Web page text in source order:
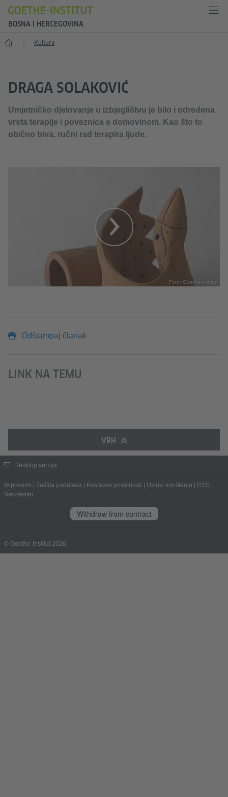
BOSNA I HERCEGOVINA
Početak Kultura
DRAGA SOLAKOVIĆ
Umjetničko djelovanje u izbjeglištvu je bilo i određena
vrsta terapije i poveznica s domovinom. Kao što to
obično biva, ručni rad terapira ljude.
Foto: Goethe-Institut
Odštampaj članak
LINK NA TEMU
VRH
Desktop verzija
Impresum Zaštita podataka Postavke privatnosti Uslovi korištenja RSS
Newsletter
Withdraw from contract
© Goethe-Institut 2026